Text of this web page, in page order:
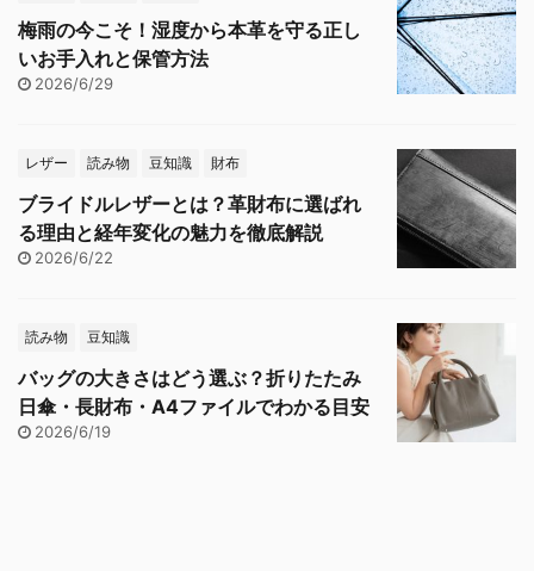
梅雨の今こそ！湿度から本革を守る正し
いお手入れと保管方法
2026/6/29
レザー 読み物 豆知識 財布
ブライドルレザーとは？革財布に選ばれ
る理由と経年変化の魅力を徹底解説
2026/6/22
読み物 豆知識
バッグの大きさはどう選ぶ？折りたたみ
日傘・長財布・A4ファイルでわかる目安
2026/6/19